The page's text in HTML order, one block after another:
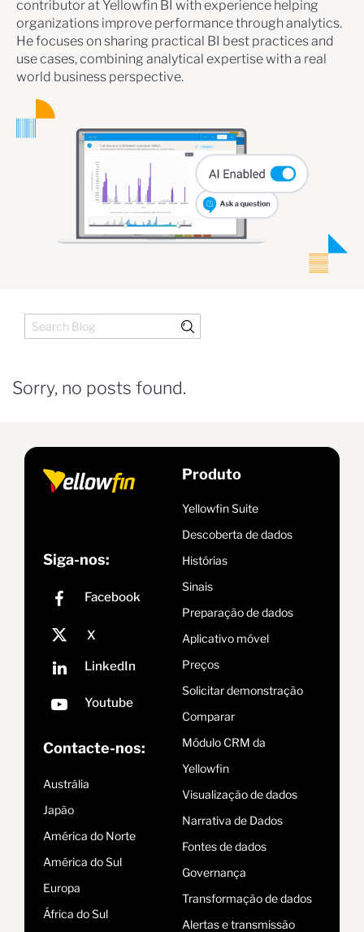
contributor at Yellowfin BI with experience helping
organizations improve performance through analytics.
He focuses on sharing practical BI best practices and
use cases, combining analytical expertise with a real
world business perspective.
Sorry, no posts found.
Siga-nos:
Contacte-nos:
Austrália
Japão
América do Norte
América do Sul
Europa
África do Sul
Produto
Yellowfin Suite
Descoberta de dados
Histórias
Sinais
Preparação de dados
Aplicativo móvel
Preços
Solicitar demonstração
Comparar
Módulo CRM da
Yellowfin
Visualização de dados
Narrativa de Dados
Fontes de dados
Governança
Transformação de dados
Alertas e transmissão